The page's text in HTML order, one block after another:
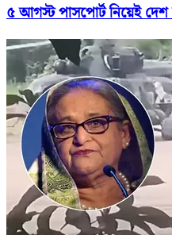
৫ আগস্ট পাসপোর্ট নিয়েই দেশ